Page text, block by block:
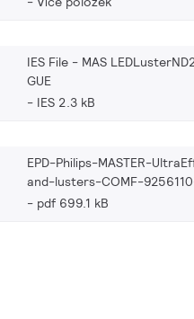
IES File - MAS
GUE
IES 2.3 kB
EPD-Philips-MASTER-
and-lusters-COMF-
pdf 699.1 kB